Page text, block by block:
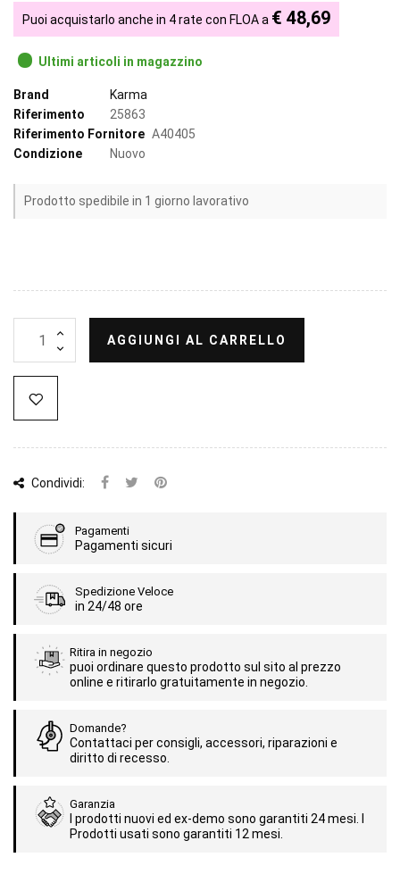
Puoi acquistarlo anche in 4 rate con FLOA a € 48,69
Ultimi articoli in magazzino
Brand
Karma
Riferimento
25863
Riferimento Fornitore A40405
Condizione
Nuovo
Prodotto spedibile in 1 giorno lavorativo
AGGIUNGI AL CARRELLO
Condividi:
Pagamenti
Pagamenti sicuri
Spedizione Veloce
in 24/48 ore
Ritira in negozio
puoi ordinare questo prodotto sul sito al prezzo
online e ritirarlo gratuitamente in negozio.
Domande?
Contattaci per consigli, accessori, riparazioni e
diritto di recesso.
Garanzia
I prodotti nuovi ed ex-demo sono garantiti 24 mesi. I
Prodotti usati sono garantiti 12 mesi.